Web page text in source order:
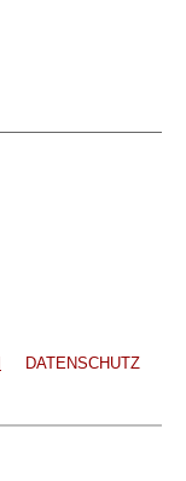
DATENSCHUTZ